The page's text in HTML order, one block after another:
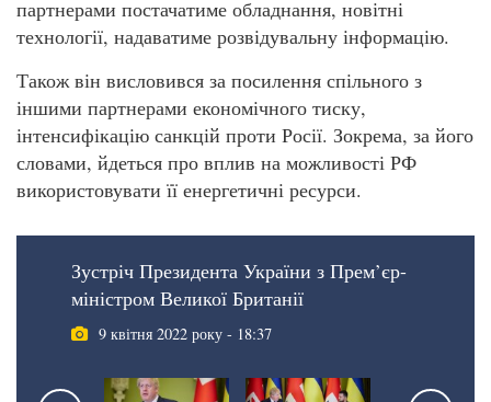
партнерами постачатиме обладнання, новітні
технології, надаватиме розвідувальну інформацію.
Також він висловився за посилення спільного з
іншими партнерами економічного тиску,
інтенсифікацію санкцій проти Росії. Зокрема, за його
словами, йдеться про вплив на можливості РФ
використовувати її енергетичні ресурси.
Зустріч Президента України з Прем’єр-
міністром Великої Британії
9 квітня 2022 року - 18:37